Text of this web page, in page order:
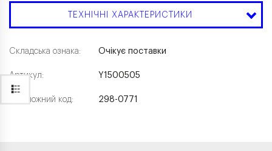
ТЕХНІЧНІ ХАРАКТЕРИСТИКИ
Складська ознака:
Артикул:
Каталожний код:
Очікує поставки
Y1500505
298-0771